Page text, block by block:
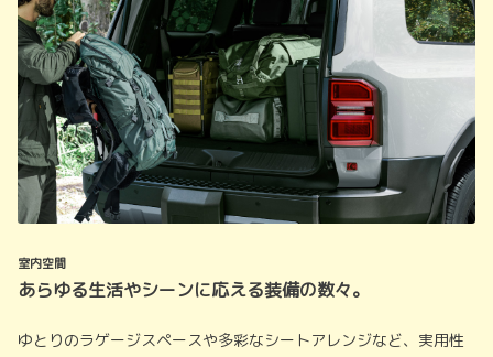
室内空間
あらゆる生活やシーンに応える装備の数々。
ゆとりのラゲージスペースや多彩なシートアレンジなど、実用性